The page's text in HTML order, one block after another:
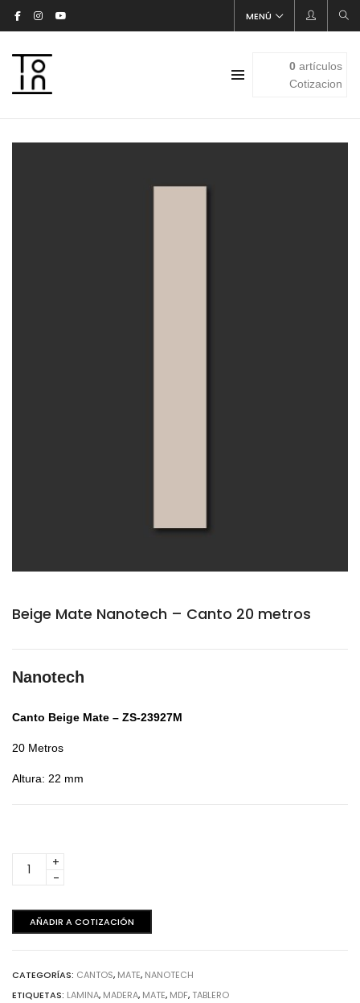
MENÚ
0artículos
Cotizacion
Beige Mate Nanotech – Canto 20 metros
Nanotech
Canto Beige Mate – ZS-23927M
20 Metros
Altura: 22 mm
Beige
Mate
-
Canto
cantidad
AÑADIR A COTIZACIÓN
CATEGORÍAS: CANTOS, MATE, NANOTECH
ETIQUETAS: LAMINA, MADERA, MATE, MDF, TABLERO